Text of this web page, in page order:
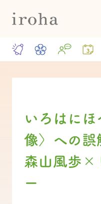
いろはに
像〉への誤
森山風歩×
ー